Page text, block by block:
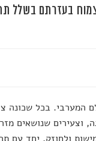
בעזרתם בשלל
המערבי. בכל שכונה
וצעירים שנושאים